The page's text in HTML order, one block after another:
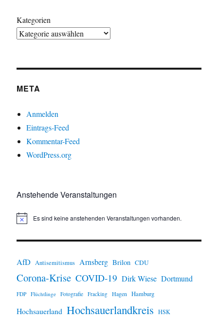
Kategorien
META
Anmelden
Eintrags-Feed
Kommentar-Feed
WordPress.org
Anstehende Veranstaltungen
H
Es sind keine anstehenden Veranstaltungen vorhanden.
AfD Antisemitismus Arnsberg Brilon CDU
Corona-Krise COVID-19 Dirk Wiese Dortmund
FDP Flüchtlinge Fotografie Fracking Hagen Hamburg
Hochsauerland Hochsauerlandkreis HSK